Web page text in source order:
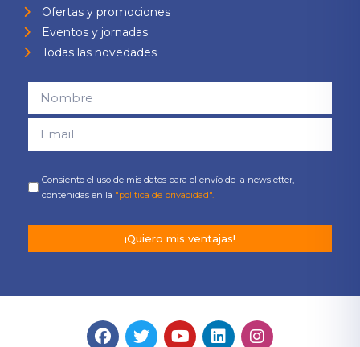
Ofertas y promociones
Eventos y jornadas
Todas las novedades
Consiento el uso de mis datos para el envío de la newsletter,
contenidas en la "política de privacidad".
¡Quiero mis ventajas!